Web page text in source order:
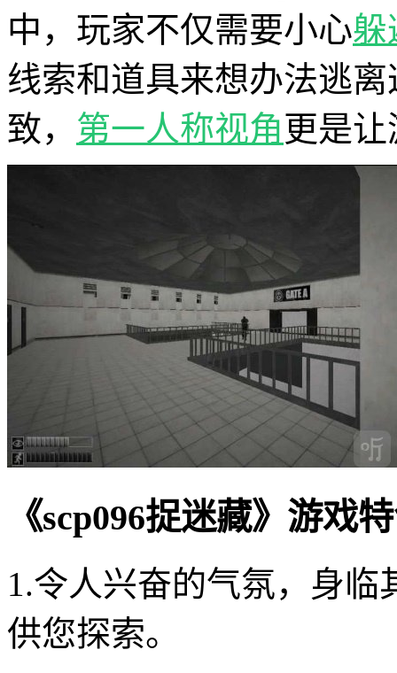
中，玩家不仅需要小心躲
线索和道具来想办法逃
致， 第一人称视角更是
《scp096捉迷藏》游戏
1.令人兴奋的气氛，身
供您探索。